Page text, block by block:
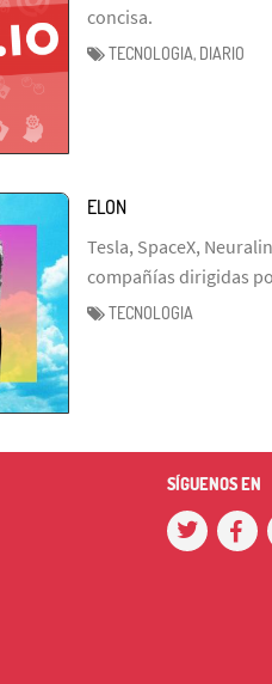
concisa.
TECNOLOGIA, DIARIO
ELON
Tesla, SpaceX,
compañías dirigidas
TECNOLOGIA
SÍGUENOS EN